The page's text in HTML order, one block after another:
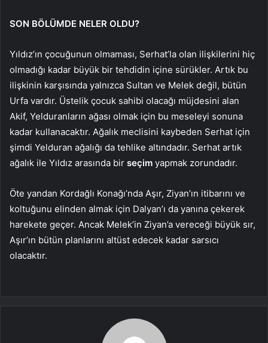
SON BÖLÜMDE NELER OLDU?
Yıldız’ın çocuğunun olmaması, Serhat’la olan ilişkilerini hiç
olmadığı kadar büyük bir tehdidin içine sürükler. Artık bu
ilişkinin karşısında yalnızca Sultan ve Melek değil, bütün
Urfa vardır. Üstelik çocuk sahibi olacağı müjdesini alan
Akif, Yelduranların ağası olmak için bu meseleyi sonuna
kadar kullanacaktır. Ağalık meclisini kaybeden Serhat için
şimdi Yelduran ağalığı da tehlike altındadır. Serhat artık
ağalık ile Yıldız arasında bir seçim yapmak zorundadır.
Öte yandan Kordağlı Konağı’nda Aşır, Ziyan’ın itibarını ve
koltuğunu elinden almak için Dalyan’ı da yanına çekerek
harekete geçer. Ancak Melek’in Ziyan’a vereceği büyük sır,
Aşır’ın bütün planlarını altüst edecek kadar sarsıcı
olacaktır.